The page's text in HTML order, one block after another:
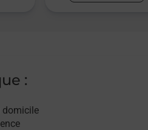
:
domicile